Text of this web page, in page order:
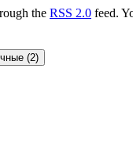
the RSS 2.0 feed.
(2)